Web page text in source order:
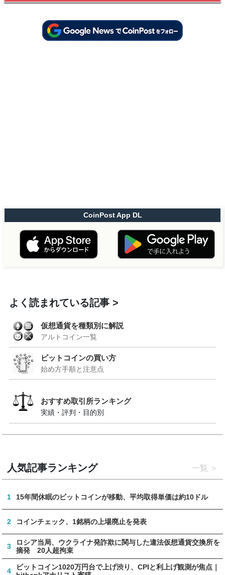
CoinPost App DL
よく読まれている記事
仮想通貨を種類別に解説
アルトコイン一覧
ビットコインの買い方
始め方手順と注意点
おすすめ取引所ランキング
実績・評判・目的別
人気記事ランキング 一覧
1 15年間休眠のビットコインが移動、平均取得単価は約10ドル
2 コインチェック、1銘柄の上場廃止を発表
3
ロシア当局、ウクライナ発詐欺に関与した違法仮想通貨交換所を
摘発 20人超拘束
4
ビットコイン1020万円台で上げ渋り、CPIと利上げ観測が焦点｜